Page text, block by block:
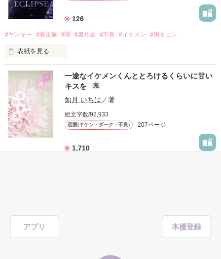
アプリ
もう会うことはないと思っていたのに、
高校生になって再会した彼は、隣の学校で”王子様”と呼ばれる
他の女の子には冷たいのに
私にだけ昔と変わらない笑顔を向けてくる。
「澪ちゃん。」
それは止まっていた恋が再び動き始める合図──。
✨.ﾟ･*..☆.｡.:*✨.☆.｡.:. *:ﾟ✨.ﾟ･*..☆.｡.:*✨
126
#ヤンキー #暴走族 #闇 #裏社会 #不良 #イケメン #胸キュン
表紙を見る
表紙画像はAIです
作品を読む
一途なイケメンくんととろけるくらいに甘い
キスを
完
如月 いちは ／著
総文字数/92,933
恋愛(キケン・ダーク・不良) 207ページ
1,710
「瑠莉に一目惚れしたんだよ……悪いかよ」